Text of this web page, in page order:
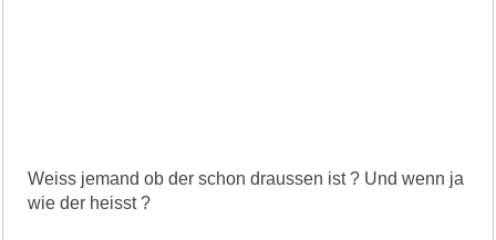
Weiss jemand ob der schon draussen ist ? Und wenn ja
wie der heisst ?